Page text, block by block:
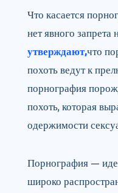
Что касается
нет явного запрета
утверждают,что
похоть ведут к
порнография
похоть, которая
одержимости
Порнография —
широко